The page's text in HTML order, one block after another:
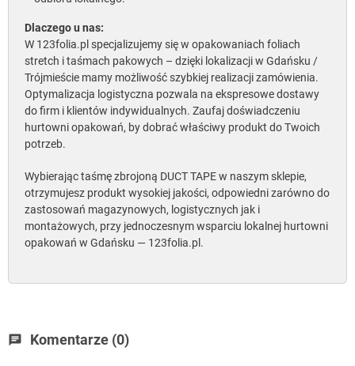
Dlaczego u nas:
W 123folia.pl specjalizujemy się w opakowaniach foliach
stretch i taśmach pakowych – dzięki lokalizacji w Gdańsku /
Trójmieście mamy możliwość szybkiej realizacji zamówienia.
Optymalizacja logistyczna pozwala na ekspresowe dostawy
do firm i klientów indywidualnych. Zaufaj doświadczeniu
hurtowni opakowań, by dobrać właściwy produkt do Twoich
potrzeb.
Wybierając taśmę zbrojoną DUCT TAPE w naszym sklepie,
otrzymujesz produkt wysokiej jakości, odpowiedni zarówno do
zastosowań magazynowych, logistycznych jak i
montażowych, przy jednoczesnym wsparciu lokalnej hurtowni
opakowań w Gdańsku — 123folia.pl.
chat Komentarze (0)